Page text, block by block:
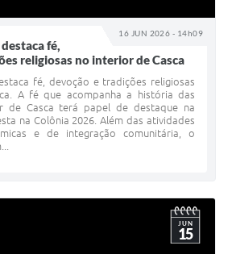
16 JUN 2026 - 14h09
fé,
religiosas no interior de Casca
fé, devoção e tradições religiosas
A fé que acompanha a história das
de Casca terá papel de destaque na
na Colônia 2026. Além das atividades
e de integração comunitária, o
JUN
15